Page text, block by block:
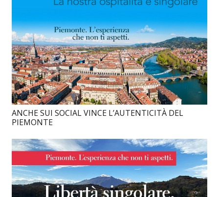
ANCHE SUI SOCIAL VINCE L’AUTENTICITÀ DEL
PIEMONTE